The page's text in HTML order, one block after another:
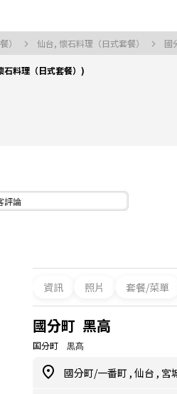
） 仙台, 懷石料理（日式套餐） 國
料理（日式套餐）)
評論
資訊 照片 套餐/菜單
國分町 黑高
国分町 黒髙
國分町/一番町 , 仙台 , 宮